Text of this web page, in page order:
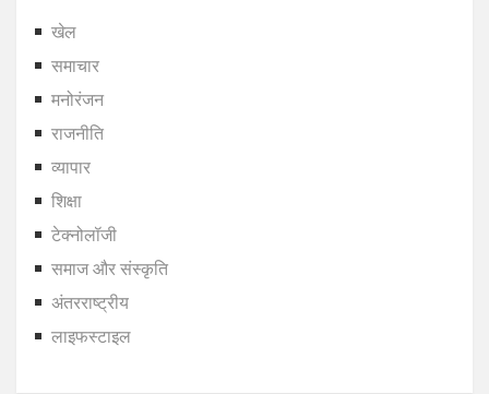
खेल
समाचार
मनोरंजन
राजनीति
व्यापार
शिक्षा
टेक्नोलॉजी
समाज और संस्कृति
अंतरराष्ट्रीय
लाइफस्टाइल